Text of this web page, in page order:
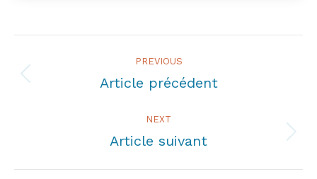
navigation
PREVIOUS
Previous
Article précédent
NEXT
Next
Article suivant